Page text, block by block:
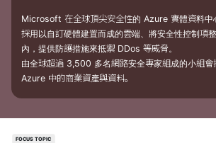
Microsoft 在全球頂尖安全性的 Azure 實體資料中
採用以自訂硬體建置而成的雲端、將安全性控制項
內，提供防護措施來抵禦 DDos 等威脅。
由全球超過 3,500 多名網路安全專家組成的小組會
Azure 中的商業資產與資料。
FOCUS TOPIC